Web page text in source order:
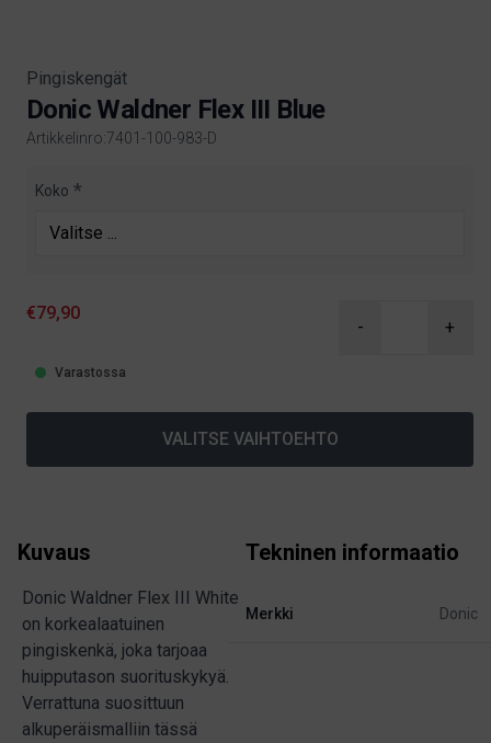
Pingiskengät
Donic Waldner Flex III Blue
Artikkelinro:7401-100-983-D
Product information
Koko
€79,90
- +
Varastossa
VALITSE VAIHTOEHTO
Kuvaus
Donic Waldner Flex III White
on korkealaatuinen
pingiskenkä, joka tarjoaa
huipputason suorituskykyä.
Verrattuna suosittuun
alkuperäismalliin tässä
Tekninen informaatio
Merkki Donic